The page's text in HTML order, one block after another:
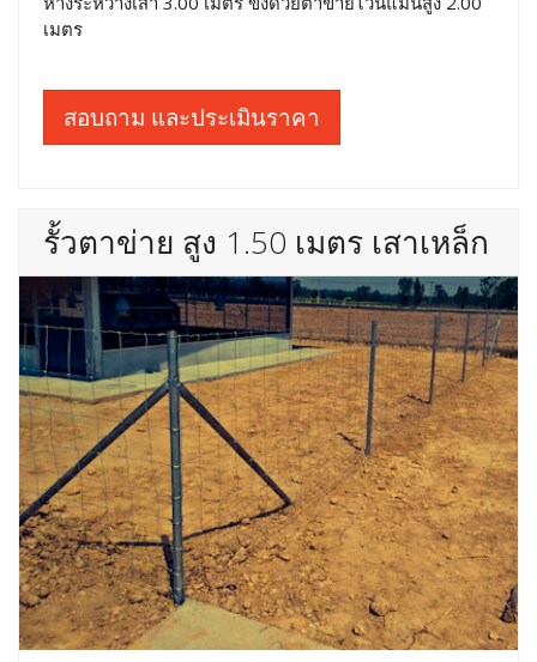
เมตร
สอบถาม และประเมินราคา
รั้วตาข่าย สูง 1.50 เมตร เสาเหล็ก